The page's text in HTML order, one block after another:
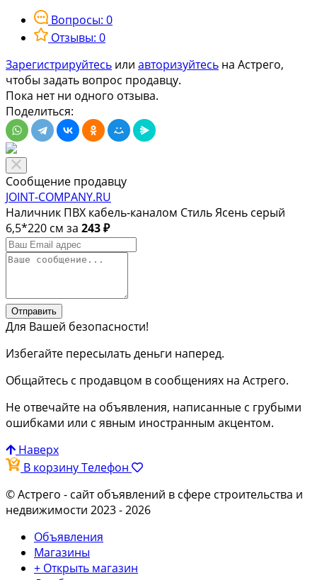
Вопросы: 0
Отзывы: 0
Зарегистрируйтесь или авторизуйтесь на Астрего,
чтобы задать вопрос продавцу.
Пока нет ни одного отзыва.
Поделиться:
Сообщение продавцу
JOINT-COMPANY.RU
Наличник ПВХ кабель-каналом Стиль Ясень серый
6,5*220 см за 243 ₽
Отправить
Для Вашей безопасности!
Избегайте пересылать деньги наперед.
Общайтесь с продавцом в сообщениях на Астрего.
Не отвечайте на объявления, написанные с грубыми
ошибками или с явным иностранным акцентом.
Наверх
В корзинуТелефон
© Астрего - сайт объявлений в сфере строительства и
недвижимости 2023 - 2026
Объявления
Магазины
+ Открыть магазин